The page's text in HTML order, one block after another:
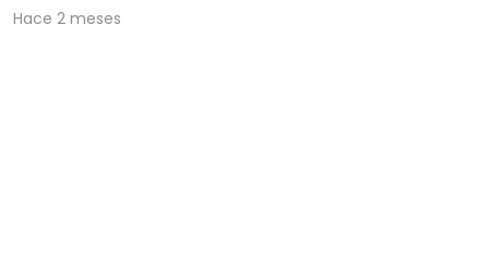
Hace 2 meses